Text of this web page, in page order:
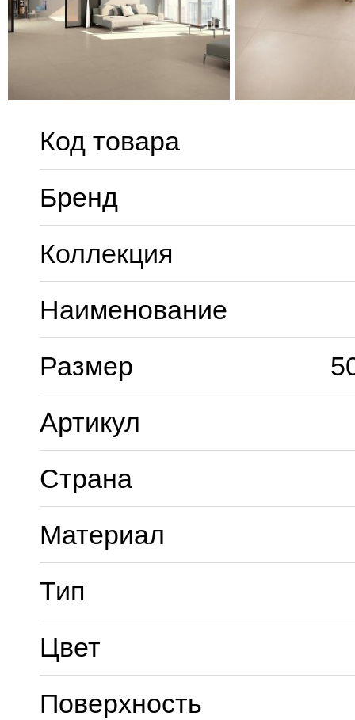
Код товара
Бренд
Коллекция
Наименование
Размер
Артикул
Страна
Материал
Тип
Цвет
Поверхность